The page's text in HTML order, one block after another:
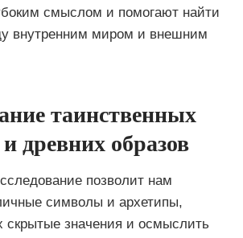
смыслом и помогают найти
внутренним миром и внешним
таинственных
древних образов
позволит нам
символы и архетипы,
скрытые значения и осмыслить